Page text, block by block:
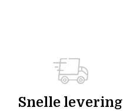
Snelle levering